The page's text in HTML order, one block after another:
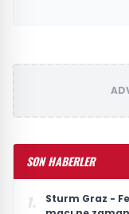
SON HABERLER
1.
Sturm Graz -